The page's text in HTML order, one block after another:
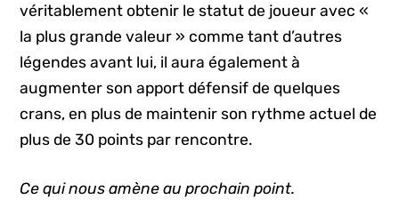
véritablement obtenir le statut de joueur avec «
la plus grande valeur » comme tant d’autres
légendes avant lui, il aura également à
augmenter son apport défensif de quelques
crans, en plus de maintenir son rythme actuel de
plus de 30 points par rencontre.
Ce qui nous amène au prochain point.